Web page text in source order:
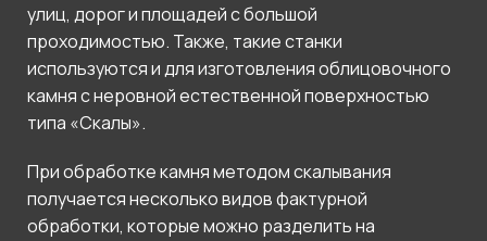
улиц, дорог и площадей с большой
проходимостью. Также, такие станки
используются и для изготовления облицовочного
камня с неровной естественной поверхностью
типа «Скалы».
При обработке камня методом скалывания
получается несколько видов фактурной
обработки, которые можно разделить на